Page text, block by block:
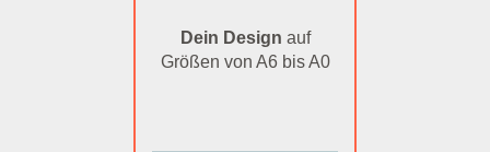
Dein Design auf
Größen von A6 bis A0